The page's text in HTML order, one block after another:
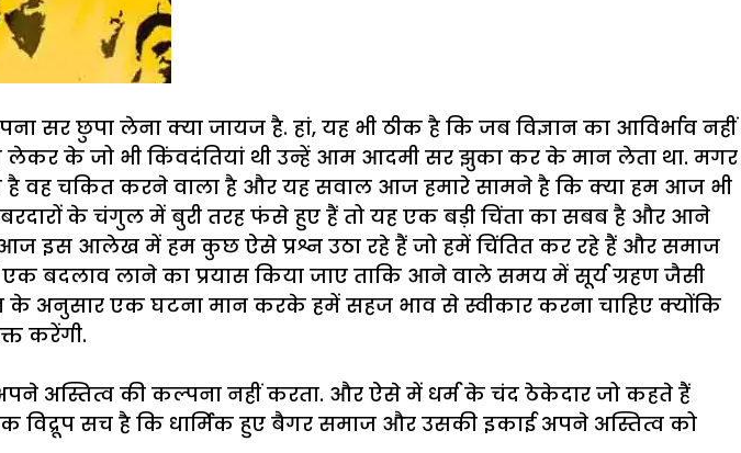
सर छुपा लेना क्या जायज है. हां, यह भी ठीक है कि जब विज्ञान का आविर्भाव नहीं
लेकर के जो भी किंवदंतियां थी उन्हें आम आदमी सर झुका कर के मान लेता था. मगर
है वह चकित करने वाला है और यह सवाल आज हमारे सामने है कि क्या हम आज भी
के चंगुल में बुरी तरह फंसे हुए हैं तो यह एक बड़ी चिंता का सबब है और आने
इस आलेख में हम कुछ ऐसे प्रश्न उठा रहे हैं जो हमें चिंतित कर रहे हैं और समाज
बदलाव लाने का प्रयास किया जाए ताकि आने वाले समय में सूर्य ग्रहण जैसी
अनुसार एक घटना मान करके हमें सहज भाव से स्वीकार करना चाहिए क्योंकि
करेंगी.
अस्तित्व की कल्पना नहीं करता. और ऐसे में धर्म के चंद ठेकेदार जो कहते हैं
सच है कि धार्मिक हुए बैगर समाज और उसकी इकाई अपने अस्तित्व को